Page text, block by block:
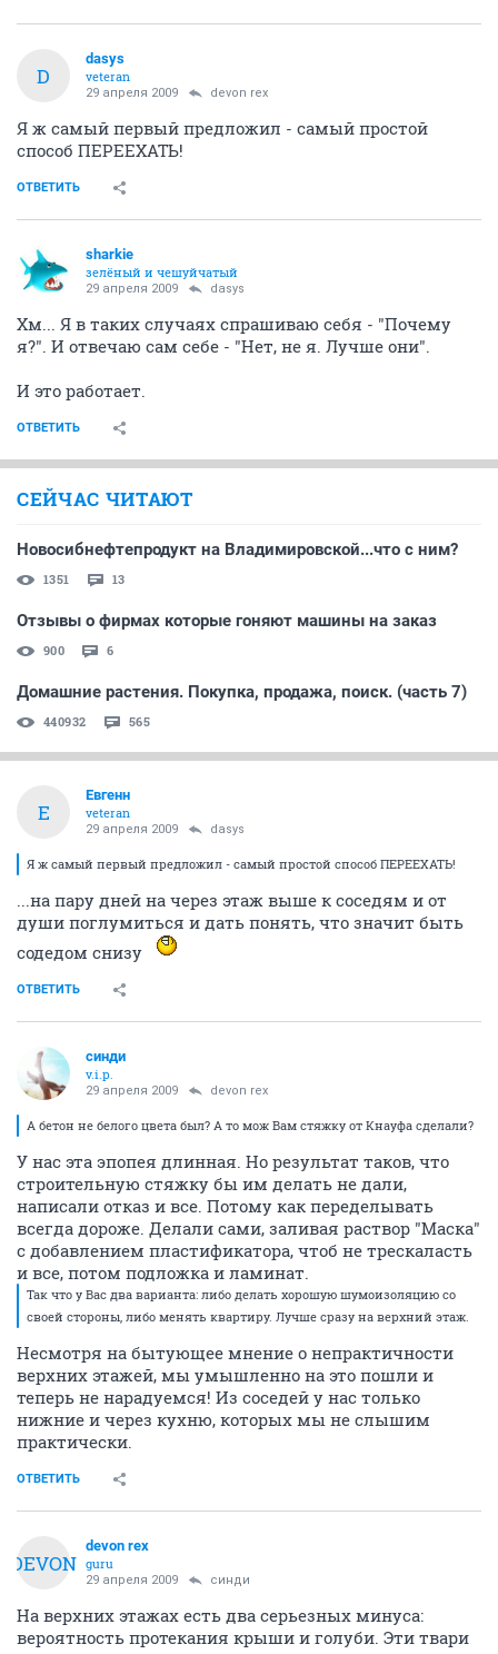
D
dasys
veteran
29 апреля 2009 devon rex
Я ж самый первый предложил - самый простой
способ ПЕРЕЕХАТЬ!
ОТВЕТИТЬ
sharkie
зелёный и чешуйчатый
29 апреля 2009 dasys
Хм... Я в таких случаях спрашиваю себя - "Почему
я?". И отвечаю сам себе - "Нет, не я. Лучше они".
И это работает.
ОТВЕТИТЬ
СЕЙЧАС ЧИТАЮТ
Новосибнефтепродукт на Владимировской...что с ним?
1351 13
Отзывы о фирмах которые гоняют машины на заказ
900 6
Домашние растения. Покупка, продажа, поиск. (часть 7)
440932 565
Е
Евгенн
veteran
29 апреля 2009 dasys
Я ж самый первый предложил - самый простой способ ПЕРЕЕХАТЬ!
...на пару дней на через этаж выше к соседям и от
души поглумиться и дать понять, что значит быть
содедом снизу
ОТВЕТИТЬ
синди
v.i.p.
29 апреля 2009 devon rex
А бетон не белого цвета был? А то мож Вам стяжку от Кнауфа сделали?
У нас эта эпопея длинная. Но результат таков, что
строительную стяжку бы им делать не дали,
написали отказ и все. Потому как переделывать
всегда дороже. Делали сами, заливая раствор "Маска"
с добавлением пластификатора, чтоб не трескаласть
и все, потом подложка и ламинат.
Так что у Вас два варианта: либо делать хорошую шумоизоляцию со
своей стороны, либо менять квартиру. Лучше сразу на верхний этаж.
Несмотря на бытующее мнение о непрактичности
верхних этажей, мы умышленно на это пошли и
теперь не нарадуемся! Из соседей у нас только
нижние и через кухню, которых мы не слышим
практически.
ОТВЕТИТЬ
DEVON
devon rex
guru
29 апреля 2009 синди
На верхних этажах есть два серьезных минуса:
вероятность протекания крыши и голуби. Эти твари